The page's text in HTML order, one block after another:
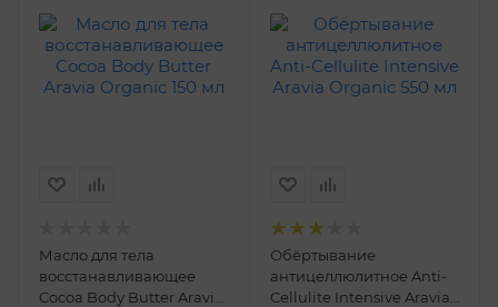
Масло для тела
восстанавливающее
Cocoa Body Butter Aravia
Обёртывание
антицеллюлитное Anti-
Cellulite Intensive Aravia